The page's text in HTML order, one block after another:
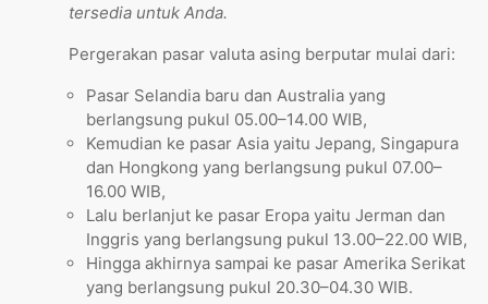
tersedia untuk Anda.
Pergerakan pasar valuta asing berputar mulai dari:
Pasar Selandia baru dan Australia yang
berlangsung pukul 05.00–14.00 WIB,
Kemudian ke pasar Asia yaitu Jepang, Singapura
dan Hongkong yang berlangsung pukul 07.00–
16.00 WIB,
Lalu berlanjut ke pasar Eropa yaitu Jerman dan
Inggris yang berlangsung pukul 13.00–22.00 WIB,
Hingga akhirnya sampai ke pasar Amerika Serikat
yang berlangsung pukul 20.30–04.30 WIB.